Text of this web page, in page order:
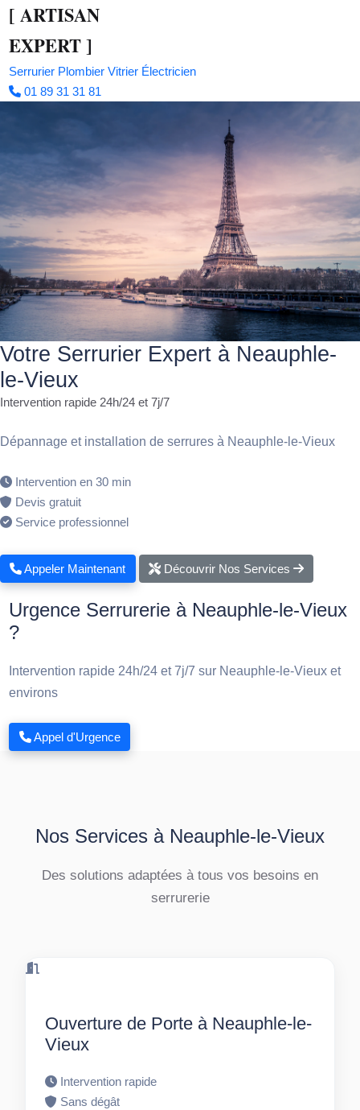
[ ARTISAN
EXPERT]
Serrurier Plombier Vitrier Électricien
01 89 31 31 81
Votre Serrurier Expert à Neauphle-
le-Vieux
Intervention rapide 24h/24 et 7j/7
Dépannage et installation de serrures à Neauphle-le-Vieux
Intervention en 30 min
Devis gratuit
Service professionnel
Appeler Maintenant Découvrir Nos Services
Urgence Serrurerie à Neauphle-le-Vieux
?
Intervention rapide 24h/24 et 7j/7 sur Neauphle-le-Vieux et
environs
Appel d'Urgence
Nos Services à Neauphle-le-Vieux
Des solutions adaptées à tous vos besoins en
serrurerie
Ouverture de Porte à Neauphle-le-
Vieux
Intervention rapide
Sans dégât